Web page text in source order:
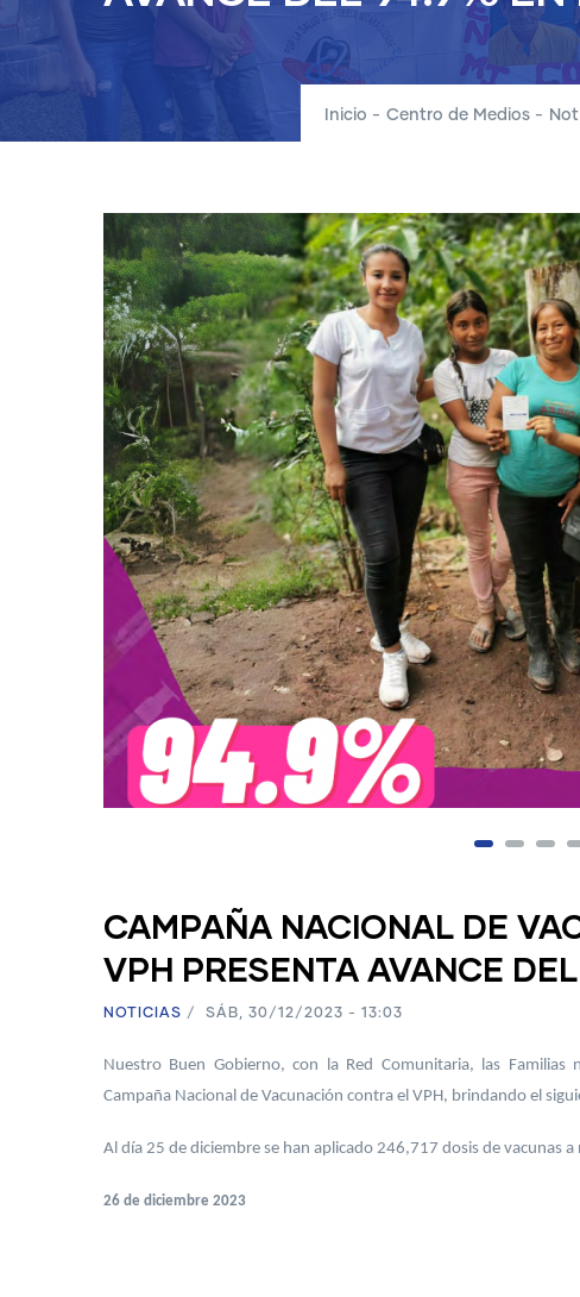
Inicio - Centro de Medios -
CAMPAÑA NACIONAL DE
VPH PRESENTA AVANCE
NOTICIAS / SÁB, 30/12/2023 - 13:03
Nuestro Buen Gobierno, con la Red Comunitaria, las Familias
Campaña Nacional de Vacunación contra el VPH, brindando el
Al día 25 de diciembre se han aplicado 246,717 dosis de vacunas
26 de diciembre 2023